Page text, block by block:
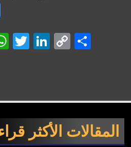
WhatsApp
Twitter
LinkedIn
Copy
المقالات الأكثر